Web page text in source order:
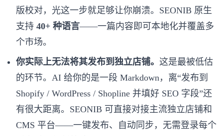
版校对，光这一步就足够让你崩溃。SEONIB 原生
支持 40+ 种语言——一篇内容即可本地化并覆盖多
个市场。
你实际上无法将其发布到独立店铺。 这是最被低估
的环节。AI 给你的是一段 Markdown，离“发布到
Shopify / WordPress / Shopline 并填好 SEO 字段”还
有很大距离。SEONIB 可直接对接主流独立店铺和
CMS 平台——一键发布、自动同步，无需登录每个